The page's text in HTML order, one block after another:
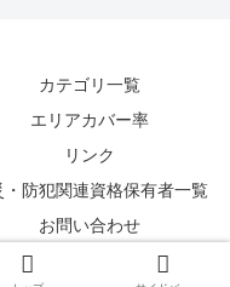
カテゴリ一覧
エリアカバー率
リンク
・防犯関連資格保有者一覧
お問い合わせ
Inc